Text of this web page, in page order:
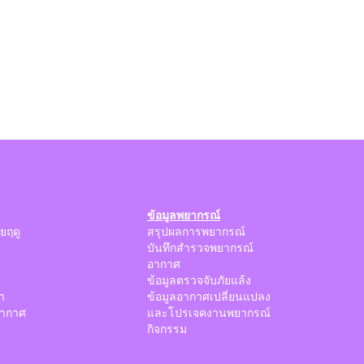
ฤดู
กาศ
ข้อมูลพยากรณ์
สรุปผลการพยากรณ์
บันทึกสำรวจพยากรณ์
อากาศ
ข้อมูลตรวจจับภัยแล้ง
ข้อมูลอากาศเปลี่ยนแปลง
และโปรเจคงานพยากรณ์
กิจกรรม